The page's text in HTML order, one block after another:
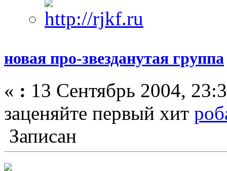
новая про-звезданутая группа
« : 13 Сентябрь 2004,
заценяйте первый хит
Записан